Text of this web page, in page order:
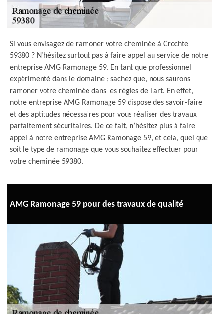
Si vous envisagez de ramoner votre cheminée à Crochte
59380 ? N’hésitez surtout pas à faire appel au service de notre
entreprise AMG Ramonage 59. En tant que professionnel
expérimenté dans le domaine ; sachez que, nous saurons
ramoner votre cheminée dans les règles de l’art. En effet,
notre entreprise AMG Ramonage 59 dispose des savoir-faire
et des aptitudes nécessaires pour vous réaliser des travaux
parfaitement sécuritaires. De ce fait, n’hésitez plus à faire
appel à notre entreprise AMG Ramonage 59, et cela, quel que
soit le type de ramonage que vous souhaitez effectuer pour
votre cheminée 59380.
AMG Ramonage 59 pour des travaux de qualité